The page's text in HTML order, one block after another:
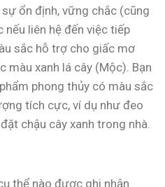
ổn định, vững chắc (cũng
nếu liên hệ đến việc tiếp
sắc hỗ trợ cho giấc mơ
màu xanh lá cây (Mộc). Bạn
phong thủy có màu sắc
tích cực, ví dụ như đeo
chậu cây xanh trong nhà.
thể nào được ghi nhận